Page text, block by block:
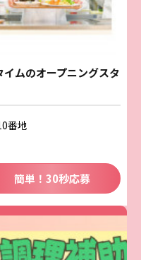
ムのオープニングスタ
番地
簡単！30秒応募